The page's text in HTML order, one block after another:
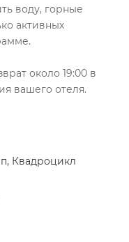
воду, горные
активных
около 19:00 в
вашего отеля.
Квадроцикл